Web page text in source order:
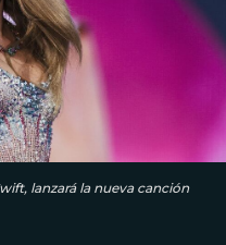
lanzará la nueva canción